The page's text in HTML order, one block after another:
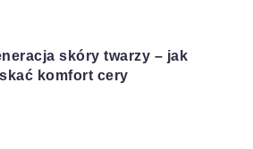
skóry twarzy – jak
komfort cery